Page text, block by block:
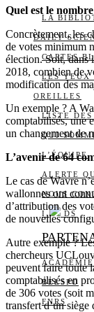
LA
DAILY
CARTES
LES YEUX
OREILLES
LISTE DES
QUI
L’ÉQUIPE
ALERTE
NOUS
I DS
BELSPO
FNRS
Quel est le
Concrètement, les
de votes minimum
élection. Soit, dans
2018, combien de
modification des
Un exemple ? A
comptabilisés, une
un changement de
L’avenir de 64
Le cas de Wavre
wallonnes ont
d’attribution des
de nouvelles
Autre exemple ?
chercheurs
peuvent faire toute
comptabilisés en
de 306 votes (soit
transfert d’un siège